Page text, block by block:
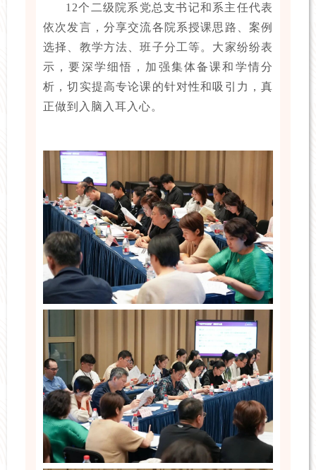
12个二级院系党总支书记和系主任代表
依次发言，分享交流各院系授课思路、案例
选择、教学方法、班子分工等。大家纷纷表
示，要深学细悟，加强集体备课和学情分
析，切实提高专论课的针对性和吸引力，真
正做到入脑入耳入心。